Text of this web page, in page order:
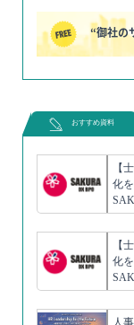
“御社の
おすすめ資料
【
化
【
化